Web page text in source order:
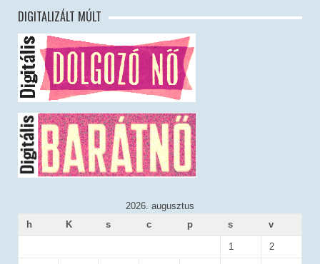
DIGITALIZÁLT MÚLT
2026. augusztus
h
K s c p s v
1 2